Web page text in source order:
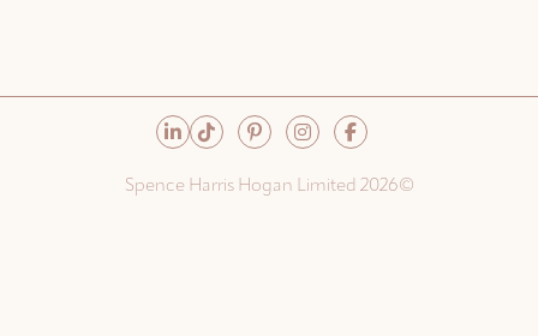
©Spence Harris Hogan Limited 2026